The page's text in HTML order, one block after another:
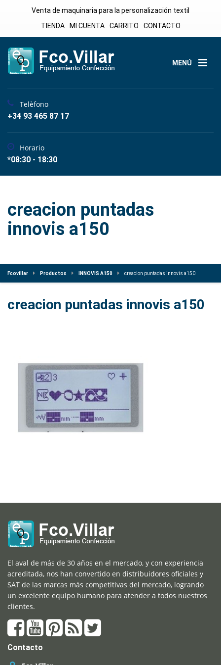
Venta de maquinaria para la personalización textil
TIENDA
MI CUENTA CARRITO CONTACTO
MENÚ
Telèfono
+34 93 465 87 17
Horario
*08:30 - 18:30
creacion puntadas
innovis a150
Fcovillar Productos INNOVIS A150 creacion puntadas innovis a150
creacion puntadas innovis a150
El aval de más de 30 años en el mercado, y con experiencia
acreditada, nos han convertido en distribuidores oficiales y
SAT de las marcas más competitivas del mercado, logrando
un excelente equipo humano para atender a todos nuestros
clientes.
Contacto